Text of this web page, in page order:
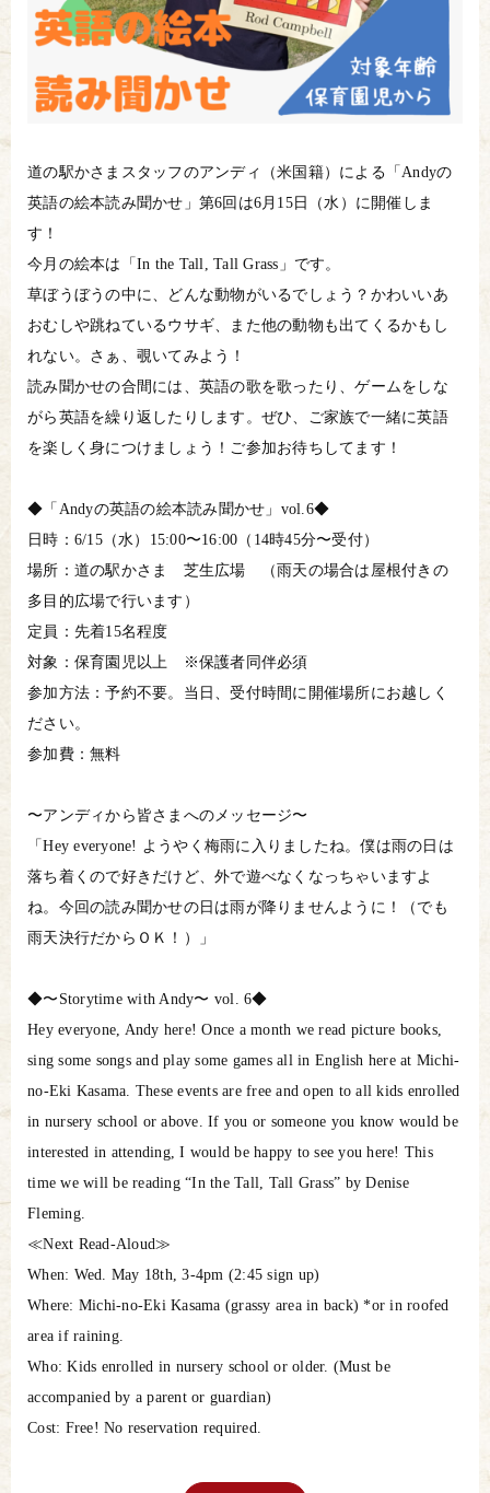
道の駅かさまスタッフのアンディ（米国籍）による「Andyの
英語の絵本読み聞かせ」第6回は6月15日（水）に開催しま
す！
今月の絵本は「In the Tall, Tall Grass」です。
草ぼうぼうの中に、どんな動物がいるでしょう？かわいいあ
おむしや跳ねているウサギ、また他の動物も出てくるかもし
れない。さぁ、覗いてみよう！
読み聞かせの合間には、英語の歌を歌ったり、ゲームをしな
がら英語を繰り返したりします。ぜひ、ご家族で一緒に英語
を楽しく身につけましょう！ご参加お待ちしてます！
◆「Andyの英語の絵本読み聞かせ」vol.6◆
日時：6/15（水）15:00〜16:00（14時45分〜受付）
場所：道の駅かさま 芝生広場 （雨天の場合は屋根付きの
多目的広場で行います）
定員：先着15名程度
対象：保育園児以上 ※保護者同伴必須
参加方法：予約不要。当日、受付時間に開催場所にお越しく
ださい。
参加費：無料
〜アンディから皆さまへのメッセージ〜
「Hey everyone! ようやく梅雨に入りましたね。僕は雨の日は
落ち着くので好きだけど、外で遊べなくなっちゃいますよ
ね。今回の読み聞かせの日は雨が降りませんように！（でも
雨天決行だからＯＫ！）」
◆〜Storytime with Andy〜 vol. 6◆
Hey everyone, Andy here! Once a month we read picture books,
sing some songs and play some games all in English here at Michi-
no-Eki Kasama. These events are free and open to all kids enrolled
in nursery school or above. If you or someone you know would be
interested in attending, I would be happy to see you here! This
time we will be reading “In the Tall, Tall Grass” by Denise
Fleming.
≪Next Read-Aloud≫
When: Wed. May 18th, 3-4pm (2:45 sign up)
Where: Michi-no-Eki Kasama (grassy area in back) *or in roofed
area if raining.
Who: Kids enrolled in nursery school or older. (Must be
accompanied by a parent or guardian)
Cost: Free! No reservation required.